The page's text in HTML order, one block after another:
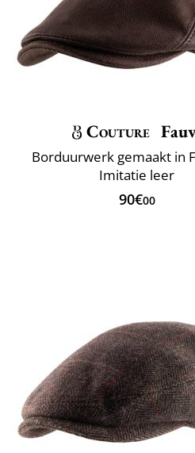
Couture
Borduurwerk gemaakt in
Imitatie leer
90€00